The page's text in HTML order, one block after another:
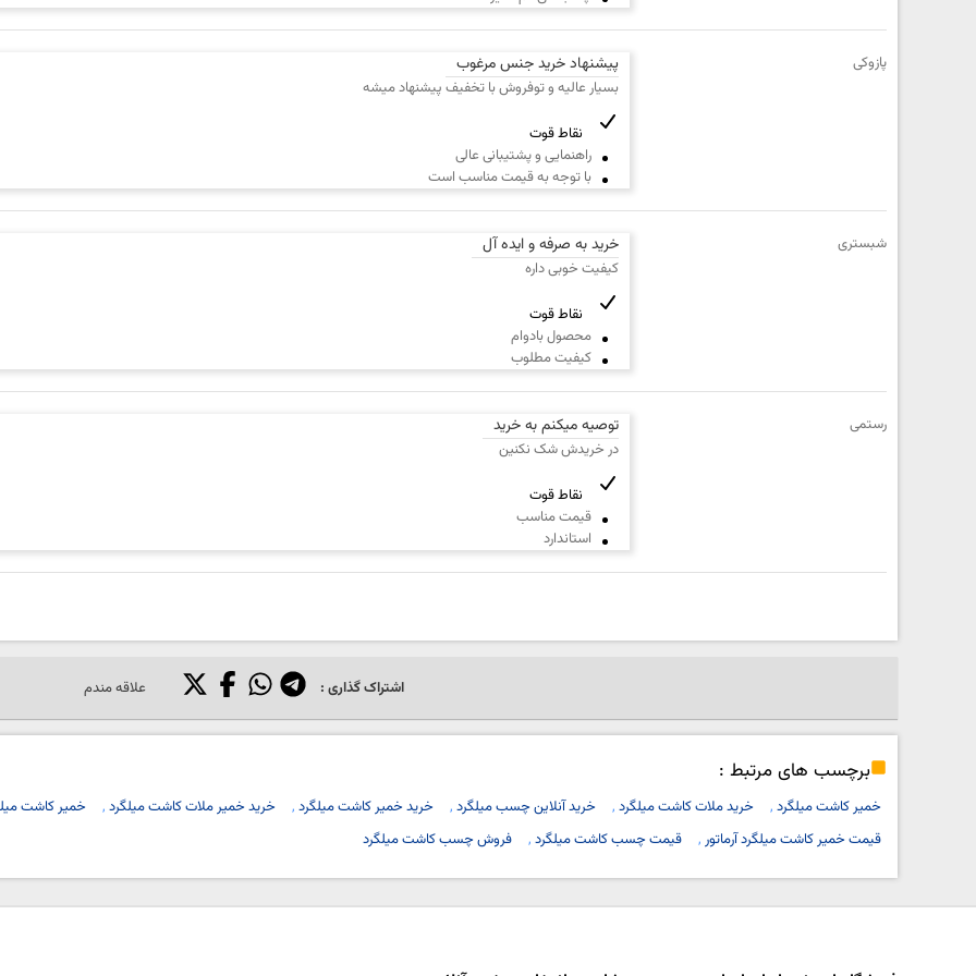
نام
نام
ایمیل
شماره تلفن و ایمیل شما نمایش داده نخواهد شد.
پازوکی پیشنهاد خرید جنس مرغوب
بسیار عالیه و توفروش با تخفیف پیشنهاد میشه
نقاط قوت
راهنمایی و پشتیبانی عالی
با توجه به قیمت مناسب است
شبستری خرید به صرفه و ایده آل
کیفیت خوبی داره
نقاط قوت
محصول بادوام
کیفیت مطلوب
رستمی توصیه میکنم به خرید
در خریدش شک نکنین
نقاط قوت
قیمت مناسب
استاندارد
اشتراک گذاری : علاقه مندم
برچسب های مرتبط :
خمیر کاشت میلگرد خرید ملات کاشت میلگرد خرید آنلاین چسب میلگرد خرید خمیر کاشت میلگرد خرید خمیر ملات کاشت میلگرد
خمیر کاشت
قیمت خمیر کاشت میلگرد آرماتور
قیمت چسب کاشت میلگرد فروش چسب کاشت میلگرد